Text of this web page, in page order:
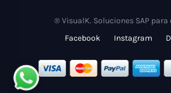
® VisualK. Soluciones SAP para
Facebook
Instagram